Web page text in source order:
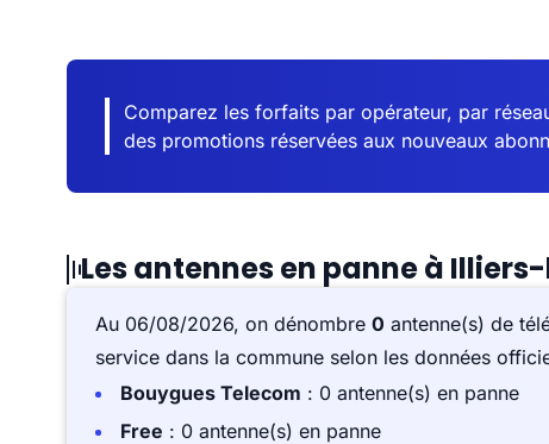
Comparez les forfaits par opérateur, par
des promotions réservées aux nouveaux
Les antennes en panne à
Au 06/08/2026, on dénombre 0 antenne(s) de
service dans la commune selon les données
Bouygues Telecom : 0 antenne(s) en panne
Free : 0 antenne(s) en panne